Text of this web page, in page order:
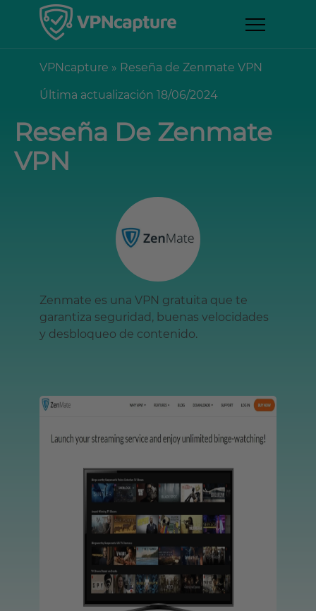
VPNcapture » Reseña de Zenmate VPN
Última actualización 18/06/2024
Reseña De Zenmate
VPN
Zenmate es una VPN gratuita que te
garantiza seguridad, buenas velocidades
y desbloqueo de contenido.